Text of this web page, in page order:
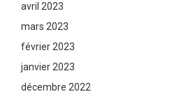
avril 2023
mars 2023
février 2023
janvier 2023
décembre 2022